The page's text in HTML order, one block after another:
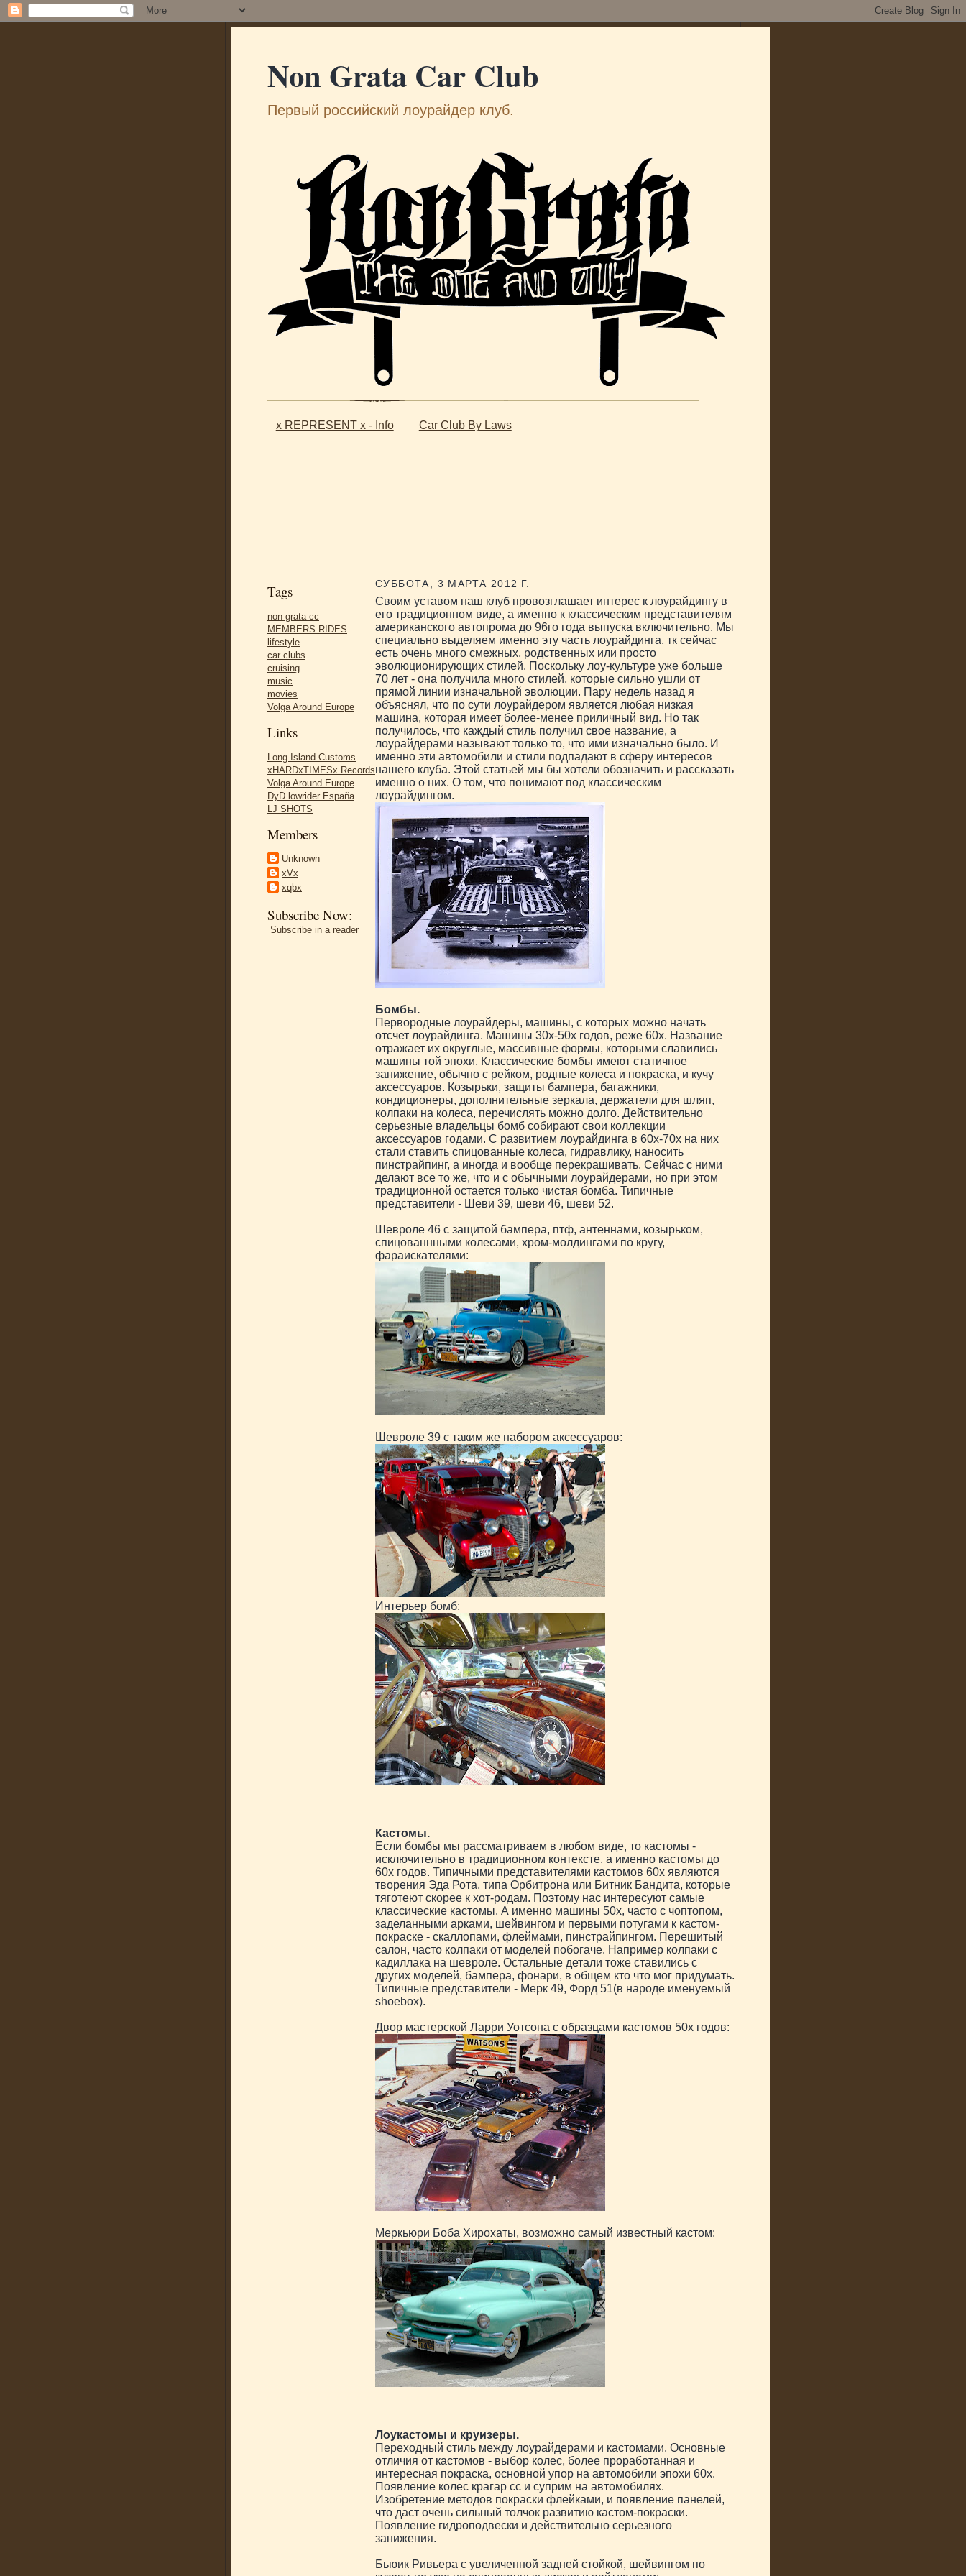
Non Grata Car Club
Первый российский лоурайдер клуб.
x REPRESENT x - Info Car Club By Laws
Tags
non grata cc
MEMBERS RIDES
lifestyle
car clubs
cruising
music
movies
Volga Around Europe
Links
Long Island Customs
xHARDxTIMESx Records
Volga Around Europe
DyD lowrider España
LJ SHOTS
Members
Unknown
xVx
xqbx
Subscribe Now:
Subscribe in a reader
СУББОТА, 3 МАРТА 2012 Г.
Своим уставом наш клуб провозглашает интерес к лоурайдингу в
его традиционном виде, а именно к классическим представителям
американского автопрома до 96го года выпуска включительно. Мы
специально выделяем именно эту часть лоурайдинга, тк сейчас
есть очень много смежных, родственных или просто
эволюционирующих стилей. Поскольку лоу-культуре уже больше
70 лет - она получила много стилей, которые сильно ушли от
прямой линии изначальной эволюции. Пару недель назад я
объяснял, что по сути лоурайдером является любая низкая
машина, которая имеет более-менее приличный вид. Но так
получилось, что каждый стиль получил свое название, а
лоурайдерами называют только то, что ими изначально было. И
именно эти автомобили и стили подпадают в сферу интересов
нашего клуба. Этой статьей мы бы хотели обозначить и рассказать
именно о них. О том, что понимают под классическим
лоурайдингом.
Бомбы.
Первородные лоурайдеры, машины, с которых можно начать
отсчет лоурайдинга. Машины 30х-50х годов, реже 60х. Название
отражает их округлые, массивные формы, которыми славились
машины той эпохи. Классические бомбы имеют статичное
занижение, обычно с рейком, родные колеса и покраска, и кучу
аксессуаров. Козырьки, защиты бампера, багажники,
кондиционеры, дополнительные зеркала, держатели для шляп,
колпаки на колеса, перечислять можно долго. Действительно
серьезные владельцы бомб собирают свои коллекции
аксессуаров годами. С развитием лоурайдинга в 60х-70х на них
стали ставить спицованные колеса, гидравлику, наносить
пинстрайпинг, а иногда и вообще перекрашивать. Сейчас с ними
делают все то же, что и с обычными лоурайдерами, но при этом
традиционной остается только чистая бомба. Типичные
представители - Шеви 39, шеви 46, шеви 52.
Шевроле 46 с защитой бампера, птф, антеннами, козырьком,
спицованнными колесами, хром-молдингами по кругу,
фараискателями:
Шевроле 39 с таким же набором аксессуаров:
Интерьер бомб:
Кастомы.
Если бомбы мы рассматриваем в любом виде, то кастомы -
исключительно в традиционном контексте, а именно кастомы до
60х годов. Типичными представителями кастомов 60х являются
творения Эда Рота, типа Орбитрона или Битник Бандита, которые
тяготеют скорее к хот-родам. Поэтому нас интересуют самые
классические кастомы. А именно машины 50х, часто с чоптопом,
заделанными арками, шейвингом и первыми потугами к кастом-
покраске - скаллопами, флеймами, пинстрайпингом. Перешитый
салон, часто колпаки от моделей побогаче. Например колпаки с
кадиллака на шевроле. Остальные детали тоже ставились с
других моделей, бампера, фонари, в общем кто что мог придумать.
Типичные представители - Мерк 49, Форд 51(в народе именуемый
shoebox).
Двор мастерской Ларри Уотсона с образцами кастомов 50х годов:
Меркьюри Боба Хирохаты, возможно самый известный кастом:
Лоукастомы и круизеры.
Переходный стиль между лоурайдерами и кастомами. Основные
отличия от кастомов - выбор колес, более проработанная и
интересная покраска, основной упор на автомобили эпохи 60х.
Появление колес крагар сс и суприм на автомобилях.
Изобретение методов покраски флейками, и появление панелей,
что даст очень сильный толчок развитию кастом-покраски.
Появление гидроподвески и действительно серьезного
занижения.
Бьюик Ривьера с увеличенной задней стойкой, шейвингом по